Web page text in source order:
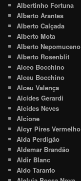
Albertinho Fortuna
Alberto Arantes
Alberto Calçada
Alberto Mota
Alberto Nepomuceno
Alberto Rosenblit
Alceo Bocchino
Alceu Bocchino
Alceu Valença
Alcides Gerardi
Alcides Neves
Alcione
Alcyr Pires Vermelho
Alda Perdigão
Aldemar Brandão
Aldir Blanc
Aldo Taranto